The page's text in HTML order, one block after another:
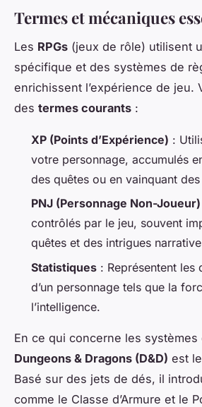
Termes et mécaniques
Les RPGs (jeux de rôle) utilisent
spécifique et des systèmes de
enrichissent l’expérience de jeu.
des termes courants :
XP (Points d’Expérience) :
votre personnage, accumulés
des quêtes ou en vainquant
PNJ (Personnage Non-Joueur)
contrôlés par le jeu, souvent
quêtes et des intrigues
Statistiques : Représentent les
d’un personnage tels que la
l’intelligence.
En ce qui concerne les systèmes
Dungeons & Dragons (D&D) est
Basé sur des jets de dés, il
comme le Classe d’Armure et le